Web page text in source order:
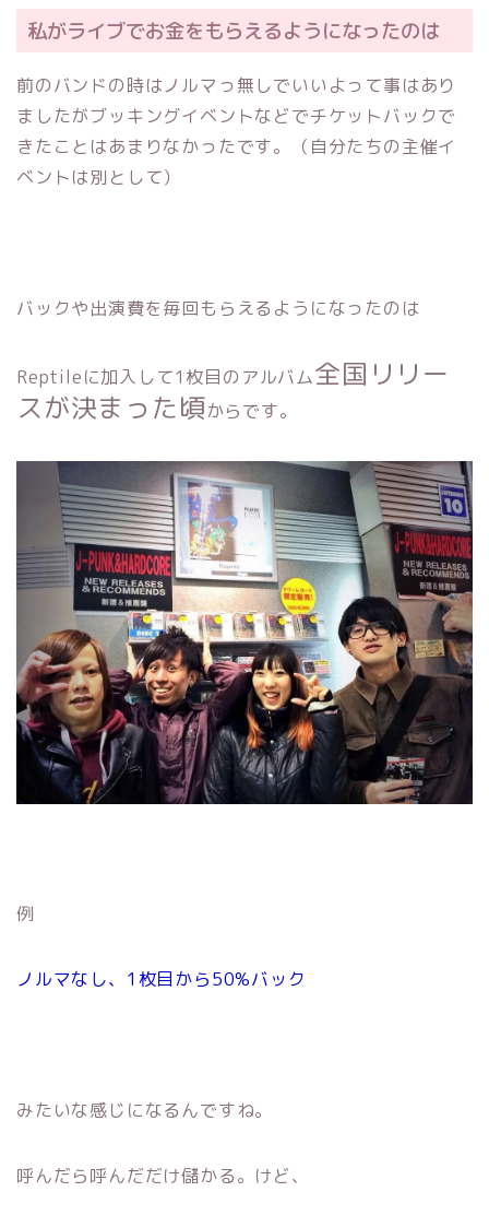
私がライブでお金をもらえるようになったのは
前のバンドの時はノルマっ無しでいいよって事はあり
ましたがブッキングイベントなどでチケットバックで
きたことはあまりなかったです。（自分たちの主催イ
ベントは別として）
バックや出演費を毎回もらえるようになったのは
Reptileに加入して1枚目のアルバム全国リリー
スが決まった頃からです。
例
ノルマなし、1枚目から50%バック
みたいな感じになるんですね。
呼んだら呼んだだけ儲かる。けど、